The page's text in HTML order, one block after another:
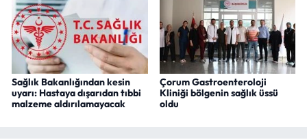
Sağlık Bakanlığından kesin
uyarı: Hastaya dışarıdan tıbbi
malzeme aldırılamayacak
Çorum Gastroenteroloji
Kliniği bölgenin sağlık üssü
oldu